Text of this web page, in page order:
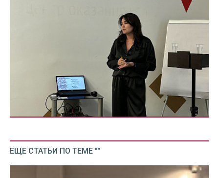
ЕЩЕ СТАТЬИ ПО ТЕМЕ ""